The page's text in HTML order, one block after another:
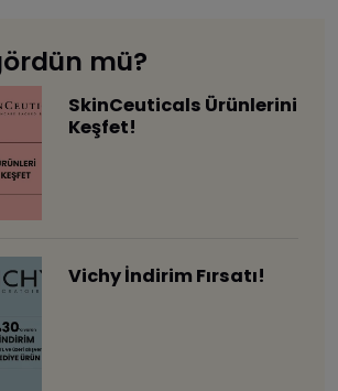
mü?
SkinCeuticals Ürünlerini
Keşfet!
Vichy İndirim Fırsatı!